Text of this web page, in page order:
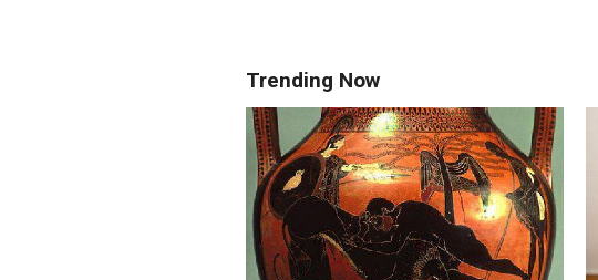
Trending Now